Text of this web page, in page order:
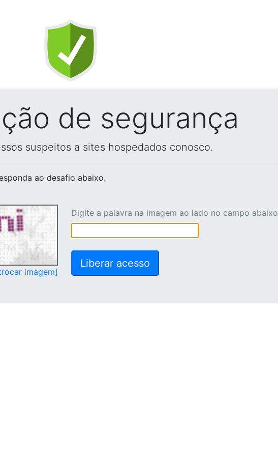
de segurança
suspeitos a sites hospedados conosco.
ao desafio abaixo.
imagem]
Digite a palavra na imagem ao lado no campo abaixo